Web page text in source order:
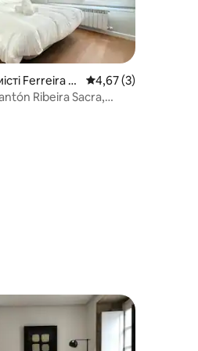
42
Ferreira d
Середня оцінка:
4,67 (3)
Ribeira Sacra,